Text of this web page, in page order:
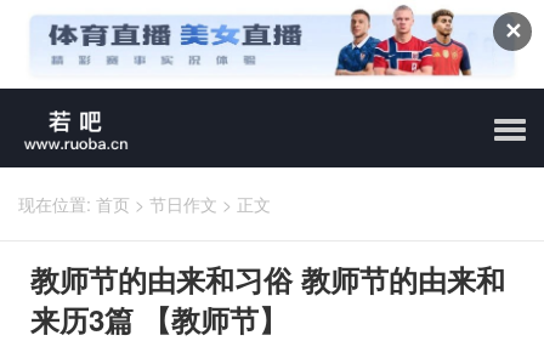
✕
现在位置: 首页 > 节日作文 > 正文
教师节的由来和习俗 教师节的由来和
来历3篇 【教师节】